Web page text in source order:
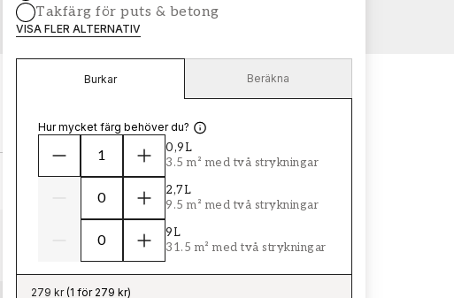
Takfärg för puts & betong
VISA FLER ALTERNATIV
Burkar Beräkna
Hur mycket färg behöver du?
0,9L
3.5 m² med två strykningar
2,7L
9.5 m² med två strykningar
9L
31.5 m² med två strykningar
279 kr(1 för 279 kr)